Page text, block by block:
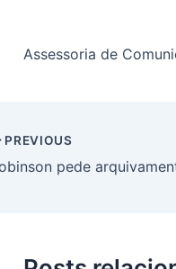
Assessoria de
PREVIOUS